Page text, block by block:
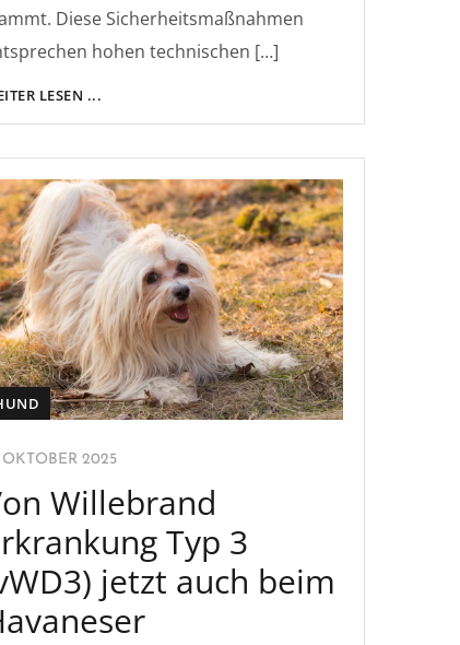
Diese Sicherheitsmaßnahmen
hohen technischen […]
LESEN ...
OKTOBER 2025
Willebrand
Typ 3
jetzt auch beim